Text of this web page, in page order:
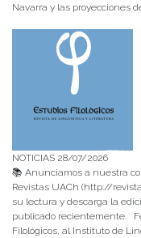
Navarra y las proyecciones
NOTICIAS 28/07/2026
📚 Anunciamos a nuestra
Revistas UACh (http://
su lectura y descarga la
publicado recientemente.
Filológicos, al Instituto de